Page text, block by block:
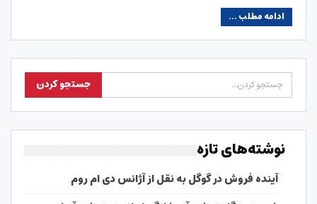
ادامه مطلب ...
نوشته‌های تازه
آینده فروش در گوگل به نقل از آژانس دی ام روم